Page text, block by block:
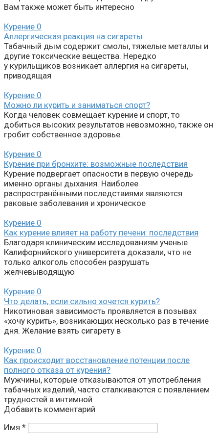
Вам также может быть интересно
Курение 0
Аллергическая реакция на сигареты
Табачный дым содержит смолы, тяжелые металлы и
другие токсические вещества. Нередко
у курильщиков возникает аллергия на сигареты,
приводящая
Курение 0
Можно ли курить и заниматься спорт?
Когда человек совмещает курение и спорт, то
добиться высоких результатов невозможно, также он
гробит собственное здоровье.
Курение 0
Курение при бронхите: возможные последствия
Курение подвергает опасности в первую очередь
именно органы дыхания. Наиболее
распространёнными последствиями являются
раковые заболевания и хроническое
Курение 0
Как курение влияет на работу печени: последствия
Благодаря клиническим исследованиям ученые
Калифорнийского университета доказали, что не
только алкоголь способен разрушать
желчевыводящую
Курение 0
Что делать, если сильно хочется курить?
Никотиновая зависимость проявляется в позывах
«хочу курить», возникающих несколько раз в течение
дня. Желание взять сигарету в
Курение 0
Как происходит восстановление потенции после
полного отказа от курения?
Мужчины, которые отказываются от употребления
табачных изделий, часто сталкиваются с появлением
трудностей в интимной
Добавить комментарий
Имя *